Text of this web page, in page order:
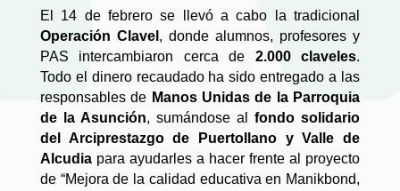
El 14 de febrero se llevó a cabo la tradicional
Operación Clavel , donde alumnos, profesores y
PAS intercambiaron cerca de 2.000 claveles.
Todo el dinero recaudado ha sido entregado a las
responsables de Manos Unidas de la Parroquia
de la Asunción, sumándose alfondo solidario
del Arciprestazgo de Puertollano y Valle de
Alcudiapara ayudarles a hacer frente al proyecto
de “Mejora de la calidad educativa en Manikbond,